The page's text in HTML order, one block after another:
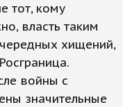
тот, кому
власть таким
хищений,
войны с
значительные